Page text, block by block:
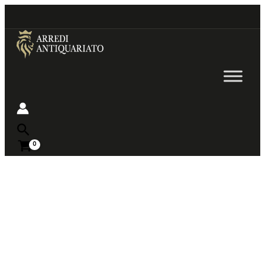
to
content
Near